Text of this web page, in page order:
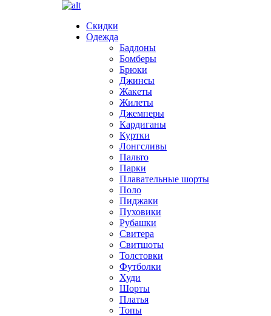
Скидки
Одежда
Бадлоны
Бомберы
Брюки
Джинсы
Жакеты
Жилеты
Джемперы
Кардиганы
Куртки
Лонгсливы
Пальто
Парки
Плавательные шорты
Поло
Пиджаки
Пуховики
Рубашки
Свитера
Свитшоты
Толстовки
Футболки
Худи
Шорты
Платья
Топы